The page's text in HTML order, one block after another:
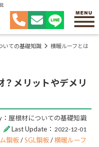
いての基礎知識
横暖ルーフとは
メリットやデメリ
屋根材についての基礎知識
Last Update： 2022-12-01
鋼板/SGL鋼板/横暖ルーフ